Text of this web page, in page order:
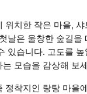
위치한 작은 마을,
날은 울창한 숲길을
있습니다. 고도를
모습을 감상해 보
정착지인 랑탕 마을